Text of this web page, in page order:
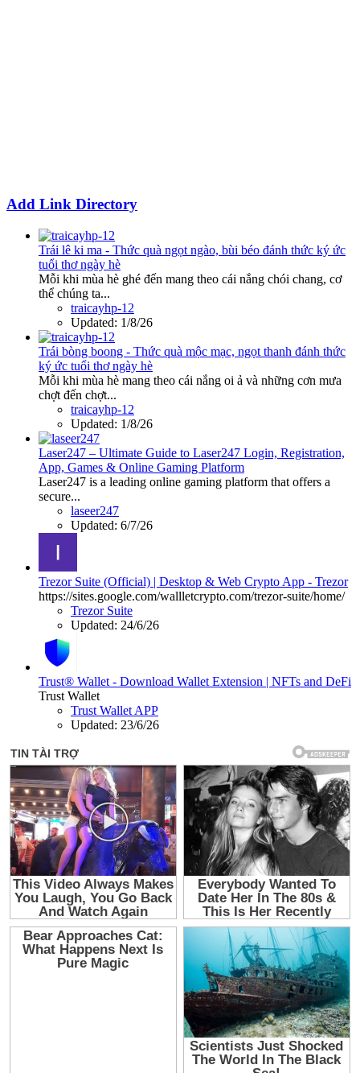
Add Link Directory
Trái lê ki ma - Thức quà ngọt ngào, bùi béo đánh thức ký ức
tuổi thơ ngày hè
Mỗi khi mùa hè ghé đến mang theo cái nắng chói chang, cơ
thể chúng ta...
traicayhp-12
Updated: 1/8/26
Trái bòng boong - Thức quà mộc mạc, ngọt thanh đánh thức
ký ức tuổi thơ ngày hè
Mỗi khi mùa hè mang theo cái nắng oi ả và những cơn mưa
chợt đến chợt...
traicayhp-12
Updated: 1/8/26
Laser247 – Ultimate Guide to Laser247 Login, Registration,
App, Games & Online Gaming Platform
Laser247 is a leading online gaming platform that offers a
secure...
laseer247
Updated: 6/7/26
Trezor Suite (Official) | Desktop & Web Crypto App - Trezor
https://sites.google.com/wallletcrypto.com/trezor-suite/home/
Trezor Suite
Updated: 24/6/26
Trust® Wallet - Download Wallet Extension | NFTs and DeFi
Trust Wallet
Trust Wallet APP
Updated: 23/6/26